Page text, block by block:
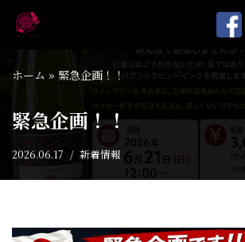
テ
ツ
ス
キ
ホーム » 緊急企画！！
緊急企画！！
2026.06.17 新着情報